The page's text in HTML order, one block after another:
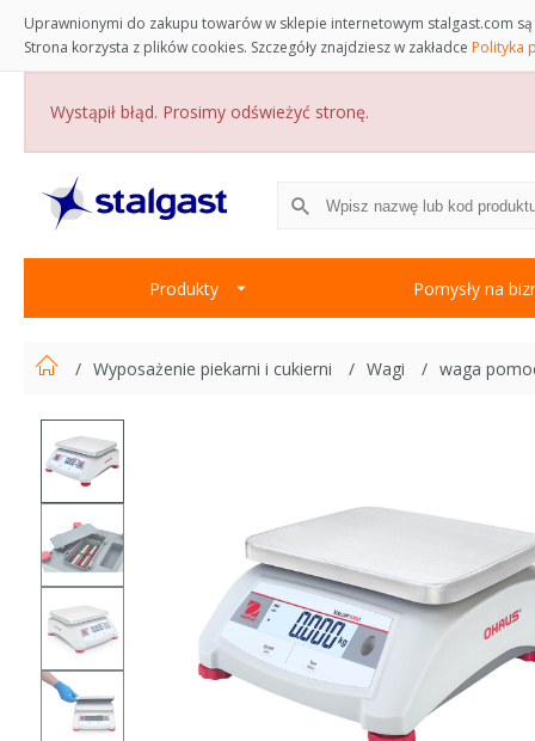
Uprawnionymi do zakupu towarów w sklepie internetowym stalgast.com
Strona korzysta z plików cookies. Szczegóły znajdziesz w zakładce Polityka
Wystąpił błąd. Prosimy odświeżyć stronę.
Produkty Pomysły na
Wyposażenie piekarni i cukierni Wagi waga